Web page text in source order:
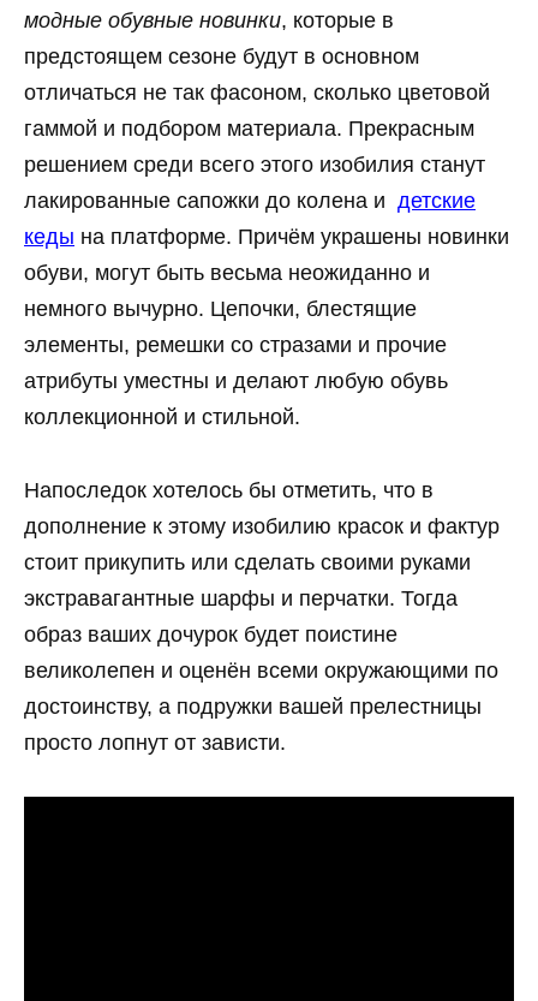
модные обувные новинки, которые в
предстоящем сезоне будут в основном
отличаться не так фасоном, сколько цветовой
гаммой и подбором материала. Прекрасным
решением среди всего этого изобилия станут
лакированные сапожки до колена и детские
кеды на платформе. Причём украшены новинки
обуви, могут быть весьма неожиданно и
немного вычурно. Цепочки, блестящие
элементы, ремешки со стразами и прочие
атрибуты уместны и делают любую обувь
коллекционной и стильной.
Напоследок хотелось бы отметить, что в
дополнение к этому изобилию красок и фактур
стоит прикупить или сделать своими руками
экстравагантные шарфы и перчатки. Тогда
образ ваших дочурок будет поистине
великолепен и оценён всеми окружающими по
достоинству, а подружки вашей прелестницы
просто лопнут от зависти.